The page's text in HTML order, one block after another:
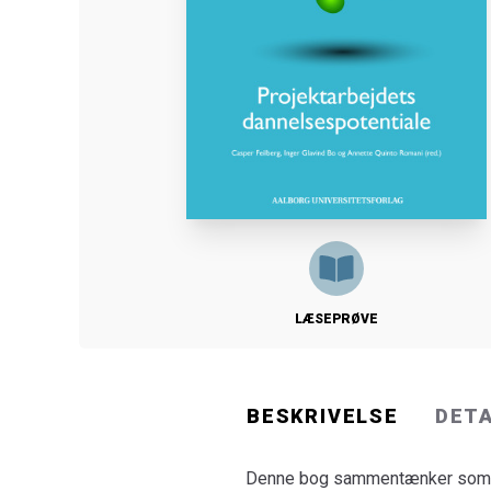
LÆSEPRØVE
BESKRIVELSE
Denne bog sammentænker